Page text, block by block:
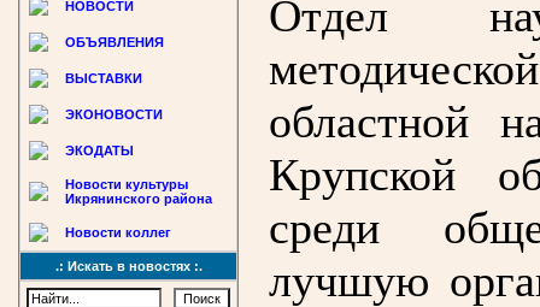
НОВОСТИ
ОБЪЯВЛЕНИЯ
ВЫСТАВКИ
ЭКОНОВОСТИ
ЭКОДАТЫ
Новости культуры
Икрянинского района
Новости коллег
.: Искать в новостях :.
Отдел
областной
Крупской
среди
лучшую